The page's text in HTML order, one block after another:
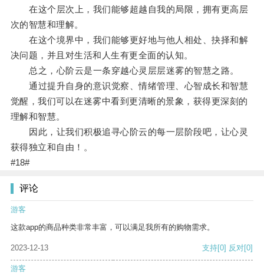
在这个层次上，我们能够超越自我的局限，拥有更高层
次的智慧和理解。
在这个境界中，我们能够更好地与他人相处、抉择和解
决问题，并且对生活和人生有更全面的认知。
总之，心阶云是一条穿越心灵层层迷雾的智慧之路。
通过提升自身的意识觉察、情绪管理、心智成长和智慧
觉醒，我们可以在迷雾中看到更清晰的景象，获得更深刻的
理解和智慧。
因此，让我们积极追寻心阶云的每一层阶段吧，让心灵
获得独立和自由！。
#18#
评论
游客
这款app的商品种类非常丰富，可以满足我所有的购物需求。
2023-12-13 支持[0] 反对[0]
游客